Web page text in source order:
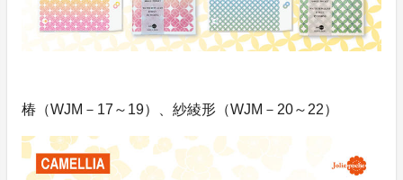
椿（WJM－17～19）、紗綾形（WJM－20～22）